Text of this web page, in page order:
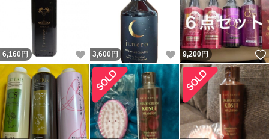
6,160 円 いいね！
3,600 円 いいね！
9,200円